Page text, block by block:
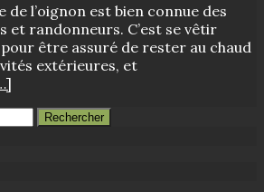
de l’oignon est bien connue des
et randonneurs. C’est se vêtir
être assuré de rester au chaud
extérieures, et